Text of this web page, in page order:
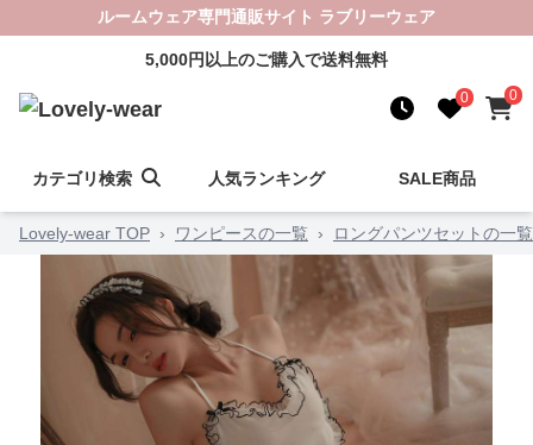
ルームウェア専門通販サイト ラブリーウェア
5,000円以上のご購入で送料無料
0 0
カテゴリ検索 人気ランキング SALE商品
Lovely-wear TOP › ワンピースの一覧 › ロングパンツセットの一覧